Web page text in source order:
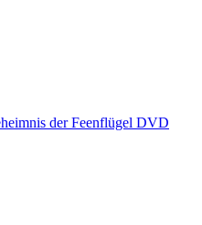
der Feenflügel DVD